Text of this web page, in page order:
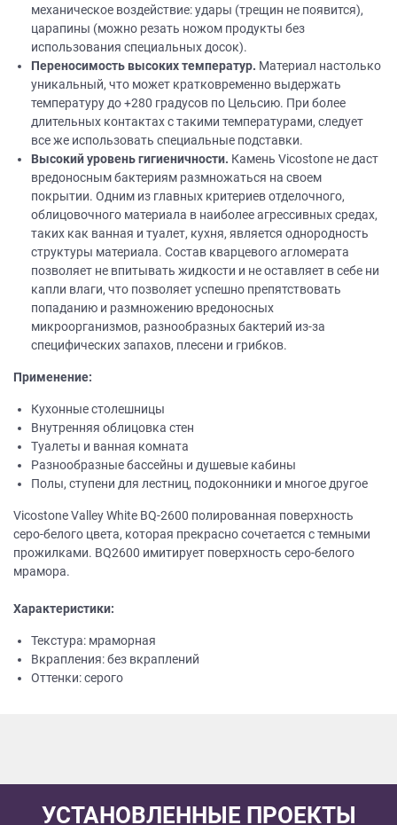
механическое воздействие: удары (трещин не появится),
царапины (можно резать ножом продукты без
использования специальных досок).
Переносимость высоких температур. Материал настолько
уникальный, что может кратковременно выдержать
температуру до +280 градусов по Цельсию. При более
длительных контактах с такими температурами, следует
все же использовать специальные подставки.
Высокий уровень гигиеничности. Камень Vicostone не даст
вредоносным бактериям размножаться на своем
покрытии. Одним из главных критериев отделочного,
облицовочного материала в наиболее агрессивных средах,
таких как ванная и туалет, кухня, является однородность
структуры материала. Состав кварцевого агломерата
позволяет не впитывать жидкости и не оставляет в себе ни
капли влаги, что позволяет успешно препятствовать
попаданию и размножению вредоносных
микроорганизмов, разнообразных бактерий из-за
специфических запахов, плесени и грибков.
Применение:
Кухонные столешницы
Внутренняя облицовка стен
Туалеты и ванная комната
Разнообразные бассейны и душевые кабины
Полы, ступени для лестниц, подоконники и многое другое
Vicostone Valley White BQ-2600 полированная поверхность
серо-белого цвета, которая прекрасно сочетается с темными
прожилками. BQ2600 имитирует поверхность серо-белого
мрамора.
Характеристики:
Текстура: мраморная
Вкрапления: без вкраплений
Оттенки: серого
УСТАНОВЛЕННЫЕ ПРОЕКТЫ